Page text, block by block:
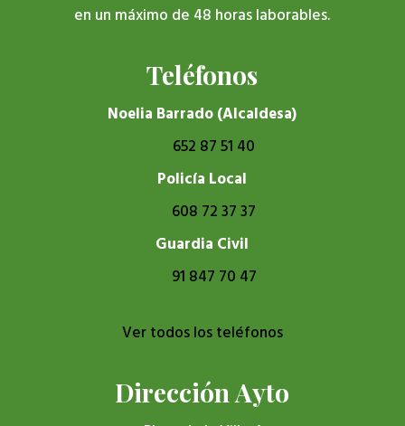
en un máximo de 48 horas laborables.
Teléfonos
Noelia Barrado (Alcaldesa)
652 87 51 40
Policía Local
608 72 37 37
Guardia Civil
91 847 70 47
Ver todos los teléfonos
Dirección Ayto